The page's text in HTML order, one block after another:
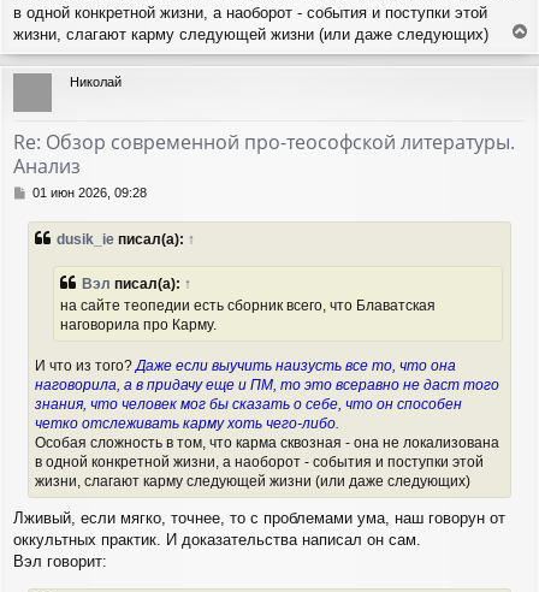
в одной конкретной жизни, а наоборот - события и поступки этой
жизни, слагают карму следующей жизни (или даже следующих)
е
р
Николай
Re: Обзор современной про-теософской литературы.
Анализ
С
о
01 июн 2026, 09:28
dusik_ie писал(а): ↑
Вэл писал(а): ↑
на сайте теопедии есть сборник всего, что Блаватская
наговорила про Карму.
И что из того?Даже если выучить наизусть все то, что она
наговорила, а в придачу еще и ПМ, то это всеравно не даст того
знания, что человек мог бы сказать о себе, что он способен
четко отслеживать карму хоть чего-либо.
Особая сложность в том, что карма сквозная - она не локализована
в одной конкретной жизни, а наоборот - события и поступки этой
жизни, слагают карму следующей жизни (или даже следующих)
Лживый, если мягко, точнее, то с проблемами ума, наш говорун от
оккультных практик. И доказательства написал он сам.
Вэл говорит: